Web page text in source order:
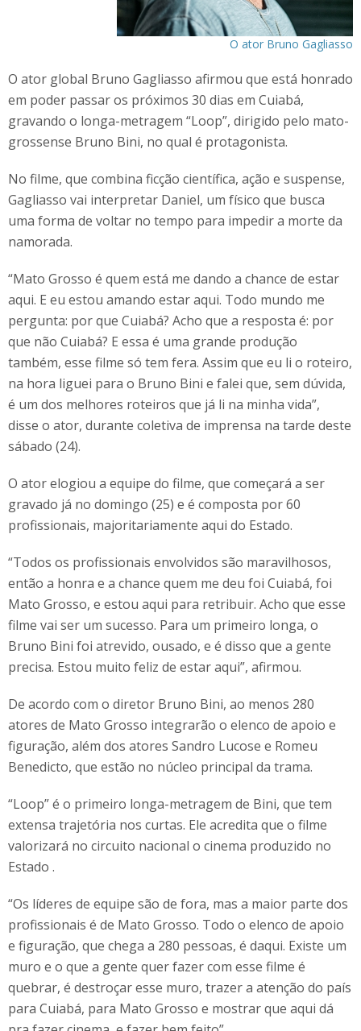
O ator Bruno Gagliasso
O ator global Bruno Gagliasso afirmou que está honrado
em poder passar os próximos 30 dias em Cuiabá,
gravando o longa-metragem “Loop”, dirigido pelo mato-
grossense Bruno Bini, no qual é protagonista.
No filme, que combina ficção científica, ação e suspense,
Gagliasso vai interpretar Daniel, um físico que busca
uma forma de voltar no tempo para impedir a morte da
namorada.
“Mato Grosso é quem está me dando a chance de estar
aqui. E eu estou amando estar aqui. Todo mundo me
pergunta: por que Cuiabá? Acho que a resposta é: por
que não Cuiabá? E essa é uma grande produção
também, esse filme só tem fera. Assim que eu li o roteiro,
na hora liguei para o Bruno Bini e falei que, sem dúvida,
é um dos melhores roteiros que já li na minha vida”,
disse o ator, durante coletiva de imprensa na tarde deste
sábado (24).
O ator elogiou a equipe do filme, que começará a ser
gravado já no domingo (25) e é composta por 60
profissionais, majoritariamente aqui do Estado.
“Todos os profissionais envolvidos são maravilhosos,
então a honra e a chance quem me deu foi Cuiabá, foi
Mato Grosso, e estou aqui para retribuir. Acho que esse
filme vai ser um sucesso. Para um primeiro longa, o
Bruno Bini foi atrevido, ousado, e é disso que a gente
precisa. Estou muito feliz de estar aqui”, afirmou.
De acordo com o diretor Bruno Bini, ao menos 280
atores de Mato Grosso integrarão o elenco de apoio e
figuração, além dos atores Sandro Lucose e Romeu
Benedicto, que estão no núcleo principal da trama.
“Loop” é o primeiro longa-metragem de Bini, que tem
extensa trajetória nos curtas. Ele acredita que o filme
valorizará no circuito nacional o cinema produzido no
Estado .
“Os líderes de equipe são de fora, mas a maior parte dos
profissionais é de Mato Grosso. Todo o elenco de apoio
e figuração, que chega a 280 pessoas, é daqui. Existe um
muro e o que a gente quer fazer com esse filme é
quebrar, é destroçar esse muro, trazer a atenção do país
para Cuiabá, para Mato Grosso e mostrar que aqui dá